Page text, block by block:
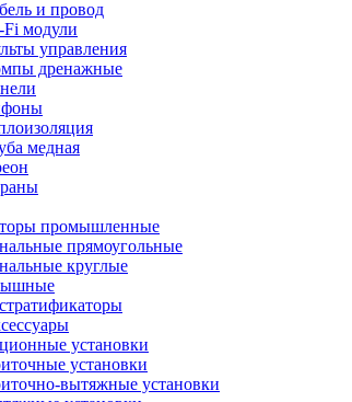
и провод
Fi модули
управления
дренажные
медная
промышленные
прямоугольные
круглые
установки
установки
вытяжные установки